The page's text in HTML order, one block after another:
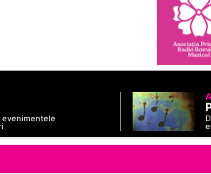
evenimentele